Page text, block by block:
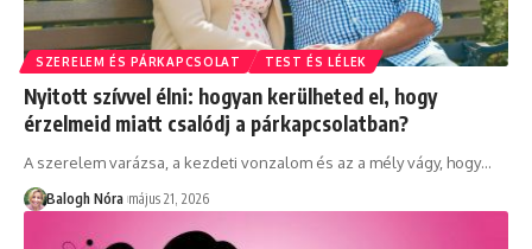
SZERELEM ÉS PÁRKAPCSOLAT TEST ÉS LÉLEK
Nyitott szívvel élni: hogyan kerülheted el, hogy
érzelmeid miatt csalódj a párkapcsolatban?
A szerelem varázsa, a kezdeti vonzalom és az a mély vágy, hogy…
Balogh Nóra május 21, 2026